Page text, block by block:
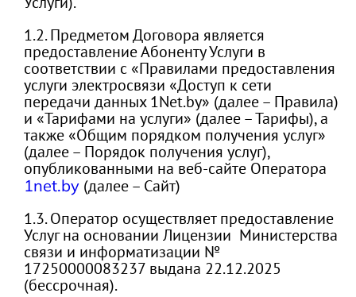
1.2. Предметом Договора является
предоставление Абоненту Услуги в
соответствии с «Правилами предоставления
услуги электросвязи «Доступ к сети
передачи данных 1Net.by» (далее – Правила)
и «Тарифами на услуги» (далее – Тарифы), а
также «Общим порядком получения услуг»
(далее – Порядок получения услуг),
опубликованными на веб-сайте Оператора
1net.by (далее – Сайт)
1.3. Оператор осуществляет предоставление
Услуг на основании Лицензии Министерства
связи и информатизации №
17250000083237 выдана 22.12.2025
(бессрочная).